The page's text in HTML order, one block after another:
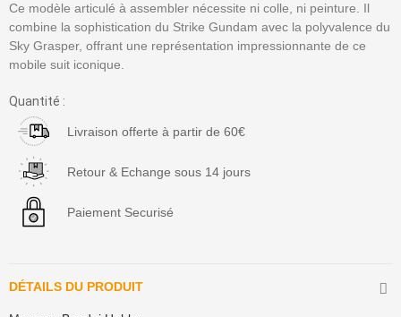
Ce modèle articulé à assembler nécessite ni colle, ni peinture. Il
combine la sophistication du Strike Gundam avec la polyvalence du
Sky Grasper, offrant une représentation impressionnante de ce
mobile suit iconique.
Quantité :
Livraison offerte à partir de 60€
Retour & Echange sous 14 jours
Paiement Securisé
DÉTAILS DU PRODUIT